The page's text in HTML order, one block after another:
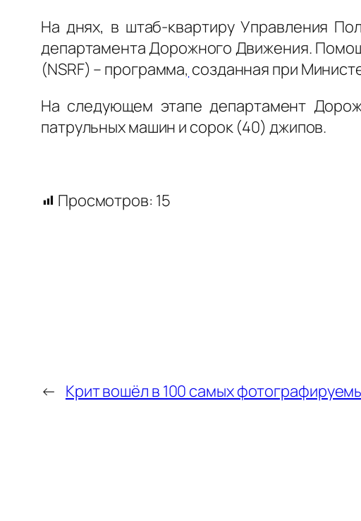
На днях, в штаб-квартиру Управления
департамента Дорожного Движения.
(NSRF) – программа, созданная при
На следующем этапе департамент
патрульных машин и сорок (40) джипов.
Просмотров: 15
← Крит вошёл в 100 самых